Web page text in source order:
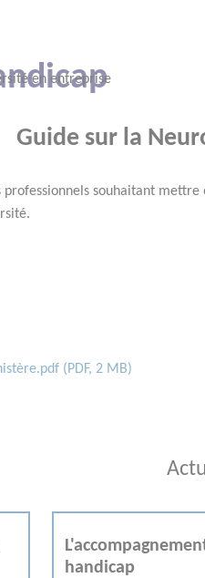
en entreprise
Guide sur la
professionnels souhaitant
(PDF, 2 MB)
handicap